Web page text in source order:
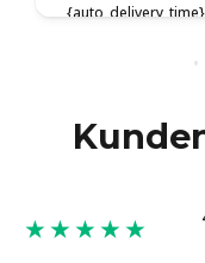
{auto_delivery_time}
★★★★★